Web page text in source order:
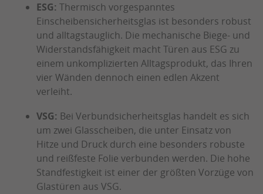
ESG: Thermisch vorgespanntes
Einscheibensicherheitsglas ist besonders robust
und alltagstauglich. Die mechanische Biege- und
Widerstandsfähigkeit macht Türen aus ESG zu
einem unkomplizierten Alltagsprodukt, das Ihren
vier Wänden dennoch einen edlen Akzent
verleiht.
VSG: Bei Verbundsicherheitsglas handelt es sich
um zwei Glasscheiben, die unter Einsatz von
Hitze und Druck durch eine besonders robuste
und reißfeste Folie verbunden werden. Die hohe
Standfestigkeit ist einer der größten Vorzüge von
Glastüren aus VSG.